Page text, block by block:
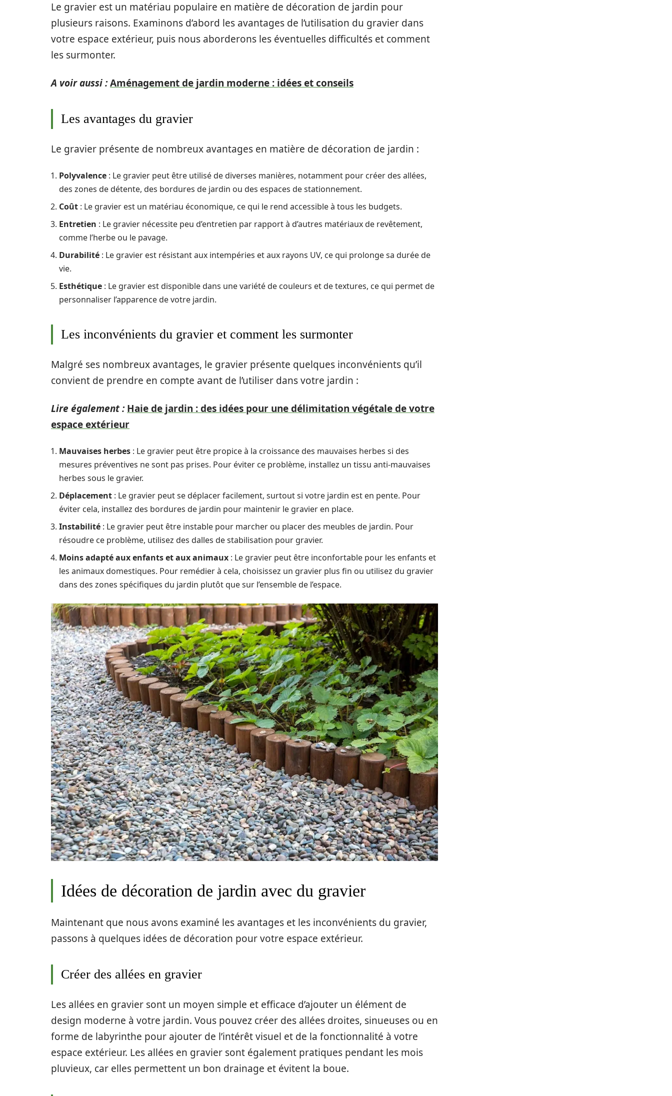
Le gravier est un matériau populaire en matière de décoration de jardin pour
plusieurs raisons. Examinons d’abord les avantages de l’utilisation du gravier dans
votre espace extérieur, puis nous aborderons les éventuelles difficultés et comment
les surmonter.
A voir aussi :Aménagement de jardin moderne : idées et conseils
Les avantages du gravier
Le gravier présente de nombreux avantages en matière de décoration de jardin :
Polyvalence : Le gravier peut être utilisé de diverses manières, notamment pour créer des allées,
des zones de détente, des bordures de jardin ou des espaces de stationnement.
Coût : Le gravier est un matériau économique, ce qui le rend accessible à tous les budgets.
Entretien : Le gravier nécessite peu d’entretien par rapport à d’autres matériaux de revêtement,
comme l’herbe ou le pavage.
Durabilité : Le gravier est résistant aux intempéries et aux rayons UV, ce qui prolonge sa durée de
vie.
Esthétique : Le gravier est disponible dans une variété de couleurs et de textures, ce qui permet de
personnaliser l’apparence de votre jardin.
Les inconvénients du gravier et comment les surmonter
Malgré ses nombreux avantages, le gravier présente quelques inconvénients qu’il
convient de prendre en compte avant de l’utiliser dans votre jardin :
Lire également : Haie de jardin : des idées pour une délimitation végétale de votre
espace extérieur
Mauvaises herbes : Le gravier peut être propice à la croissance des mauvaises herbes si des
mesures préventives ne sont pas prises. Pour éviter ce problème, installez un tissu anti-mauvaises
herbes sous le gravier.
Déplacement : Le gravier peut se déplacer facilement, surtout si votre jardin est en pente. Pour
éviter cela, installez des bordures de jardin pour maintenir le gravier en place.
Instabilité : Le gravier peut être instable pour marcher ou placer des meubles de jardin. Pour
résoudre ce problème, utilisez des dalles de stabilisation pour gravier.
Moins adapté aux enfants et aux animaux : Le gravier peut être inconfortable pour les enfants et
les animaux domestiques. Pour remédier à cela, choisissez un gravier plus fin ou utilisez du gravier
dans des zones spécifiques du jardin plutôt que sur l’ensemble de l’espace.
Idées de décoration de jardin avec du gravier
Maintenant que nous avons examiné les avantages et les inconvénients du gravier,
passons à quelques idées de décoration pour votre espace extérieur.
Créer des allées en gravier
Les allées en gravier sont un moyen simple et efficace d’ajouter un élément de
design moderne à votre jardin. Vous pouvez créer des allées droites, sinueuses ou en
forme de labyrinthe pour ajouter de l’intérêt visuel et de la fonctionnalité à votre
espace extérieur. Les allées en gravier sont également pratiques pendant les mois
pluvieux, car elles permettent un bon drainage et évitent la boue.